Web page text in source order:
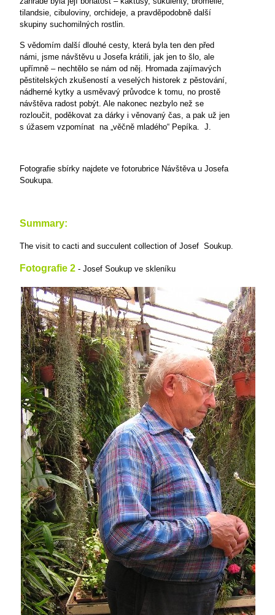
tilandsie, cibuloviny, orchideje, a pravděpodobně další
skupiny suchomilných rostlin.
S vědomím další dlouhé cesty, která byla ten den před
námi, jsme návštěvu u Josefa krátili, jak jen to šlo, ale
upřímně – nechtělo se nám od něj. Hromada zajímavých
pěstitelských zkušeností a veselých historek z pěstování,
nádherné kytky a usměvavý průvodce k tomu, no prostě
návštěva radost pobýt. Ale nakonec nezbylo než se
rozloučit, poděkovat za dárky i věnovaný čas, a pak už jen
s úžasem vzpomínat na „věčně mladého“ Pepíka. J.
Fotografie sbírky najdete ve fotorubrice Návštěva u Josefa
Soukupa.
Summary:
The visit to cacti and succulent collection of Josef Soukup.
Fotografie 2 - Josef Soukup ve skleníku